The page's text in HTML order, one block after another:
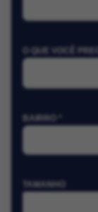
O QUE VOCÊ
TAMANHO